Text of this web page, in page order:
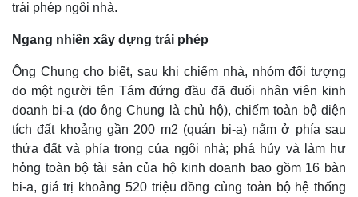
Kinh tế
Bất động sản
Khởi nghiệp
Thị trường
Giá vàng
Tiêu dùng
Tỷ giá
Chứng khoán
Giá cà phê
trái phép ngôi nhà.
Ngang nhiên xây dựng trái phép
Ông Chung cho biết, sau khi chiếm nhà, nhóm đối tượng
do một người tên Tám đứng đầu đã đuổi nhân viên kinh
doanh bi-a (do ông Chung là chủ hộ), chiếm toàn bộ diện
tích đất khoảng gần 200 m2 (quán bi-a) nằm ở phía sau
thửa đất và phía trong của ngôi nhà; phá hủy và làm hư
hỏng toàn bộ tài sản của hộ kinh doanh bao gồm 16 bàn
bi-a, giá trị khoảng 520 triệu đồng cùng toàn bộ hệ thống